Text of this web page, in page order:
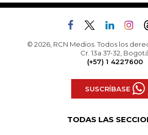
© 2026, RCN Medios. Todos los
Cr. 13a 37-32, Bogotá
(+57) 1 4227600
SUSCRÍBASE
TODAS LAS